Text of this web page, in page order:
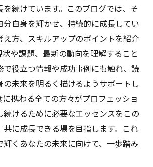
を続けています。このブログでは、そ
分自身を輝かせ、持続的に成長してい
え方、スキルアップのポイントを紹介
状や課題、最新の動向を理解すること
で役立つ情報や成功事例にも触れ、読
の未来を明るく描けるようサポートし
に携わる全ての方々がプロフェッショ
続けるために必要なエッセンスをこの
共に成長できる場を目指します。これ
輝くあなたの未来に向けて、一歩踏み